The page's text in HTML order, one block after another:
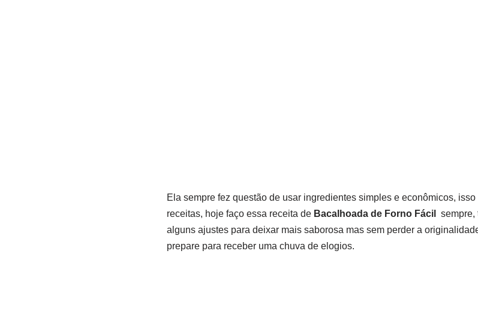
Ela sempre fez questão de usar ingredientes simples e econômicos,
receitas, hoje faço essa receita de Bacalhoada de Forno Fácil
sempre,
alguns ajustes para deixar mais saborosa mas sem perder a
prepare para receber uma chuva de elogios.